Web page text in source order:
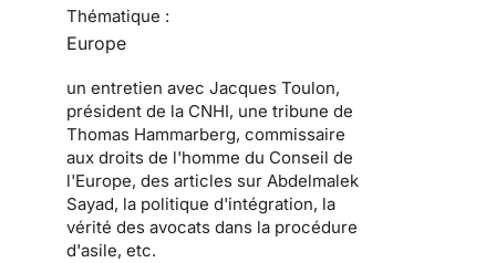
Thématique :
Europe
un entretien avec Jacques Toulon,
président de la CNHI, une tribune de
Thomas Hammarberg, commissaire
aux droits de l'homme du Conseil de
l'Europe, des articles sur Abdelmalek
Sayad, la politique d'intégration, la
vérité des avocats dans la procédure
d'asile, etc.